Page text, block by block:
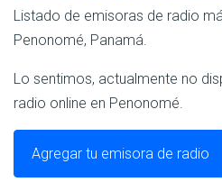
Listado de emisoras de radio
Penonomé, Panamá.
Lo sentimos, actualmente no
radio online en Penonomé.
Agregar tu emisora de radio